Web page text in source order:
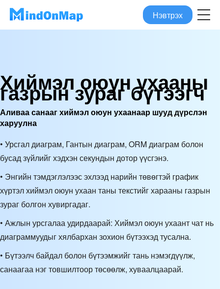
Нэвтрэх
Хиймэл оюун ухааны
газрын зураг бүтээгч
Аливаа санааг хиймэл оюун ухаанаар шууд дүрслэн
харуулна
• Урсгал диаграм, Гантын диаграм, ORM диаграм болон
бусад зүйлийг хэдхэн секундын дотор үүсгэнэ.
• Энгийн тэмдэглэлээс эхлээд нарийн төвөгтэй график
хүртэл хиймэл оюун ухаан таны текстийг харааны газрын
зураг болгон хувиргадаг.
• Ажлын урсгалаа удирдаарай: Хиймэл оюун ухаант чат нь
диаграммуудыг хялбархан зохион бүтээхэд тусална.
• Бүтээлч байдал болон бүтээмжийг тань нэмэгдүүлж,
санаагаа нэг товшилтоор төсөөлж, хуваалцаарай.